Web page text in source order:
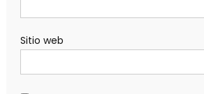
Sitio web